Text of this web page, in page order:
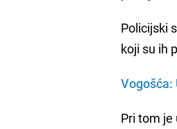
Policijski
koji su ih
Pri tom